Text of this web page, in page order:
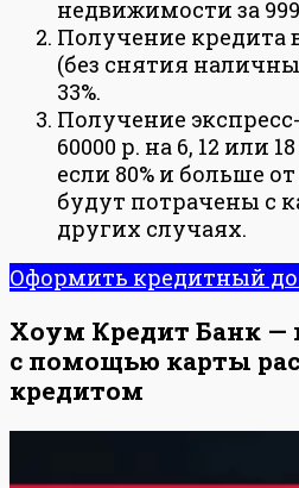
недвижимости за
Получение кредита
(без снятия
33%.
Получение
60000 р. на 6, 12 или
если 80% и больше
будут потрачены с
других случаях.
Оформить кредитный
Хоум Кредит Банк —
с помощью карты
кредитом